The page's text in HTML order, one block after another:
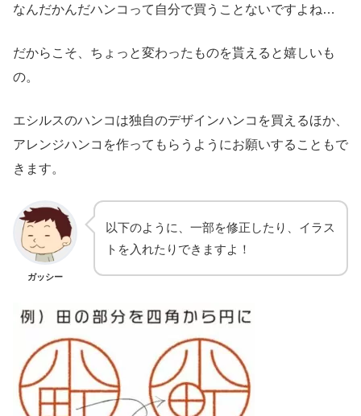
なんだかんだハンコって自分で買うことないですよね…
だからこそ、ちょっと変わったものを貰えると嬉しいも
の。
エシルスのハンコは独自のデザインハンコを買えるほか、
アレンジハンコを作ってもらうようにお願いすることもで
きます。
ガッシー
以下のように、一部を修正したり、イラス
トを入れたりできますよ！